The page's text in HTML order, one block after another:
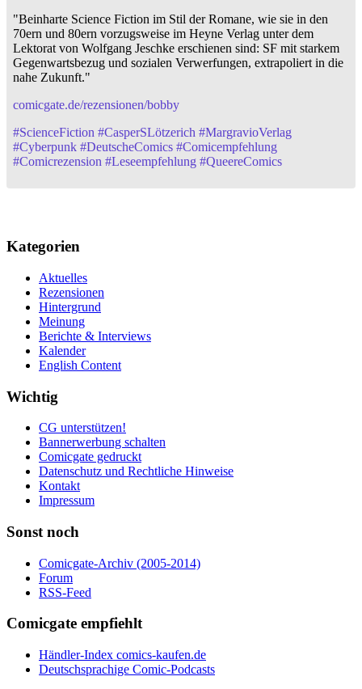
"Beinharte Science Fiction im Stil der Romane, wie sie in den
70ern und 80ern vorzugsweise im Heyne Verlag unter dem
Lektorat von Wolfgang Jeschke erschienen sind: SF mit starkem
Gegenwartsbezug und sozialen Verwerfungen, extrapoliert in die
nahe Zukunft."
comicgate.de/rezensionen/bobby
#ScienceFiction #CasperSLötzerich #MargravioVerlag
#Cyberpunk #DeutscheComics #Comicempfehlung
#Comicrezension #Leseempfehlung #QueereComics
Kategorien
Aktuelles
Rezensionen
Hintergrund
Meinung
Berichte & Interviews
Kalender
English Content
Wichtig
CG unterstützen!
Bannerwerbung schalten
Comicgate gedruckt
Datenschutz und Rechtliche Hinweise
Kontakt
Impressum
Sonst noch
Comicgate-Archiv (2005-2014)
Forum
RSS-Feed
Comicgate empfiehlt
Händler-Index comics-kaufen.de
Deutschsprachige Comic-Podcasts